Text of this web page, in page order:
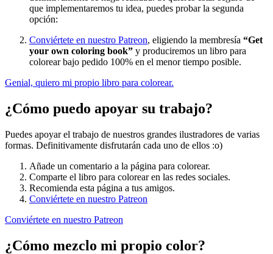
que implementaremos tu idea, puedes probar la segunda
opción:
Conviértete en nuestro Patreon, eligiendo la membresía “Get
your own coloring book” y produciremos un libro para
colorear bajo pedido 100% en el menor tiempo posible.
Genial, quiero mi propio libro para colorear.
¿Cómo puedo apoyar su trabajo?
Puedes apoyar el trabajo de nuestros grandes ilustradores de varias
formas. Definitivamente disfrutarán cada uno de ellos :o)
Añade un comentario a la página para colorear.
Comparte el libro para colorear en las redes sociales.
Recomienda esta página a tus amigos.
Conviértete en nuestro Patreon
Conviértete en nuestro Patreon
¿Cómo mezclo mi propio color?